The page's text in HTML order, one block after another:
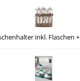
inkl. Flaschen